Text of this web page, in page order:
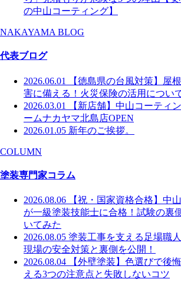
の中山コーティング】
NAKAYAMA BLOG
代表ブログ
2026.06.01
【徳島県の台風対策】屋
害に備える！火災保険の活用につい
2026.03.01
【新店舗】中山コーティ
ームナカヤマ北島店OPEN
2026.01.05 新年のご挨拶。
COLUMN
塗装専門家コラム
2026.08.06
【祝・国家資格合格】中
が一級塗装技能士に合格！試験の裏
いてみた
2026.08.05 塗装工事を支える足場職
現場の安全対策と裏側を公開！
2026.08.04
【外壁塗装】色選びで後
える3つの注意点と失敗しないコツ